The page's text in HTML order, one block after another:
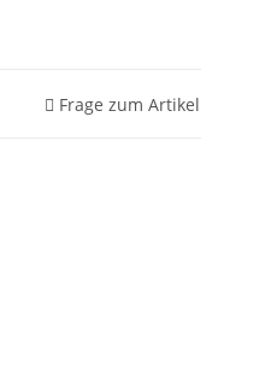
Frage zum Artikel